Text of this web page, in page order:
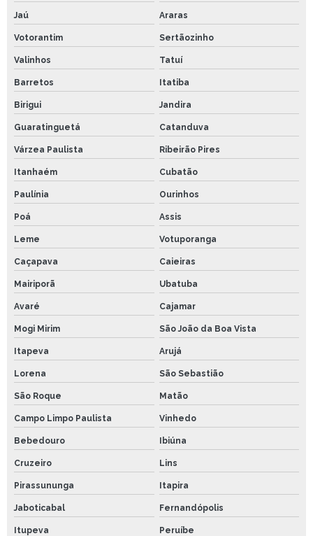
Jaú Araras
Votorantim Sertãozinho
Valinhos Tatuí
Barretos Itatiba
Birigui Jandira
Guaratinguetá Catanduva
Várzea Paulista Ribeirão Pires
Itanhaém Cubatão
Paulínia Ourinhos
Poá Assis
Leme Votuporanga
Caçapava Caieiras
Mairiporã Ubatuba
Avaré Cajamar
Mogi Mirim São João da Boa Vista
Itapeva Arujá
Lorena São Sebastião
São Roque Matão
Campo Limpo Paulista Vinhedo
Bebedouro Ibiúna
Cruzeiro Lins
Pirassununga Itapira
Jaboticabal Fernandópolis
Itupeva Peruíbe